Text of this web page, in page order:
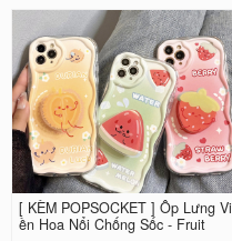
[ KÈM POPSOCKET ] Ốp Lưng Vi
ền Hoa Nổi Chống Sốc - Fruit